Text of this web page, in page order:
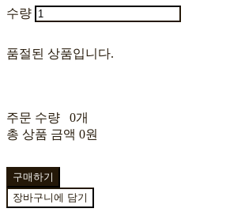
수량
품절된 상품입니다.
주문 수량
0개
총 상품 금액 0원
구매하기
장바구니에 담기